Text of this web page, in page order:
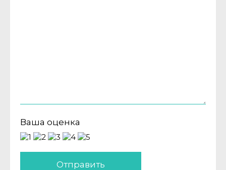
Ваша оценка
Отправить